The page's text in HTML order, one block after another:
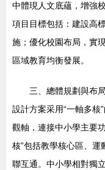
中體現人文底蘊，增強
項目目標包括：建設高
施；優化校園布局，實
區域教育均衡發展。
三、總體規劃與布局
設計方案采用“一軸多核
觀軸，連接中小學主要
核”包括教學核心區、
聯互通。中小學相對獨